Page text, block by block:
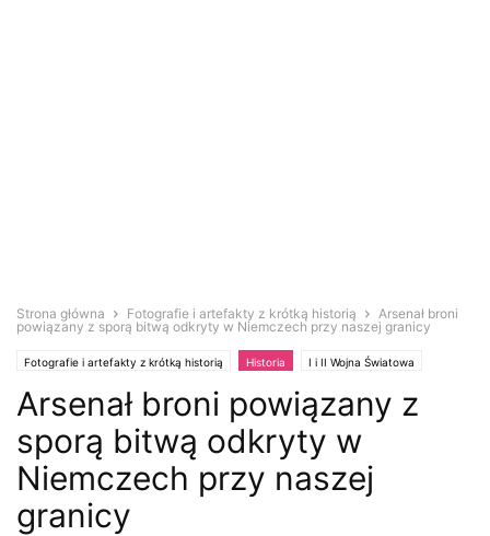
Strona główna Fotografie i artefakty z krótką historią
Arsenał broni
powiązany z sporą bitwą odkryty w Niemczech przy naszej granicy
Fotografie i artefakty z krótką historią Historia I i II Wojna Światowa
Eksploracja Wykrywacz metali
Arsenał broni powiązany z
sporą bitwą odkryty w
Niemczech przy naszej
granicy